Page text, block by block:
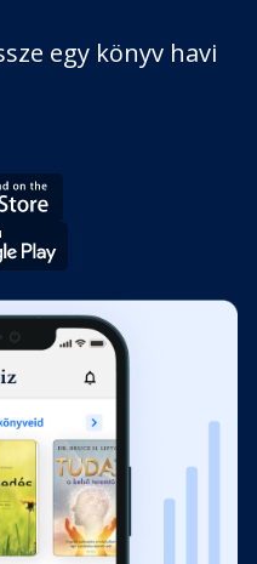
egy könyv havi